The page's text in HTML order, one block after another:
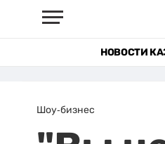
НОВОСТИ
Шоу-бизнес